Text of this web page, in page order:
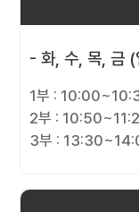
- 화, 수, 목, 금 (
1부 :
2부 :
3부 :